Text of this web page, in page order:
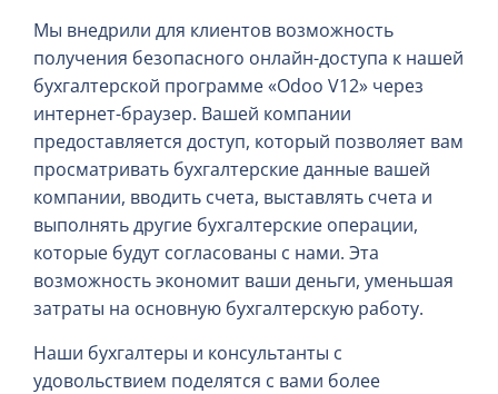
Мы внедрили для клиентов возможность
получения безопасного онлайн-доступа к нашей
бухгалтерской программе «Odoo V12» через
интернет-браузер. Вашей компании
предоставляется доступ, который позволяет вам
просматривать бухгалтерские данные вашей
компании, вводить счета, выставлять счета и
выполнять другие бухгалтерские операции,
которые будут согласованы с нами. Эта
возможность экономит ваши деньги, уменьшая
затраты на основную бухгалтерскую работу.
Наши бухгалтеры и консультанты с
удовольствием поделятся с вами более